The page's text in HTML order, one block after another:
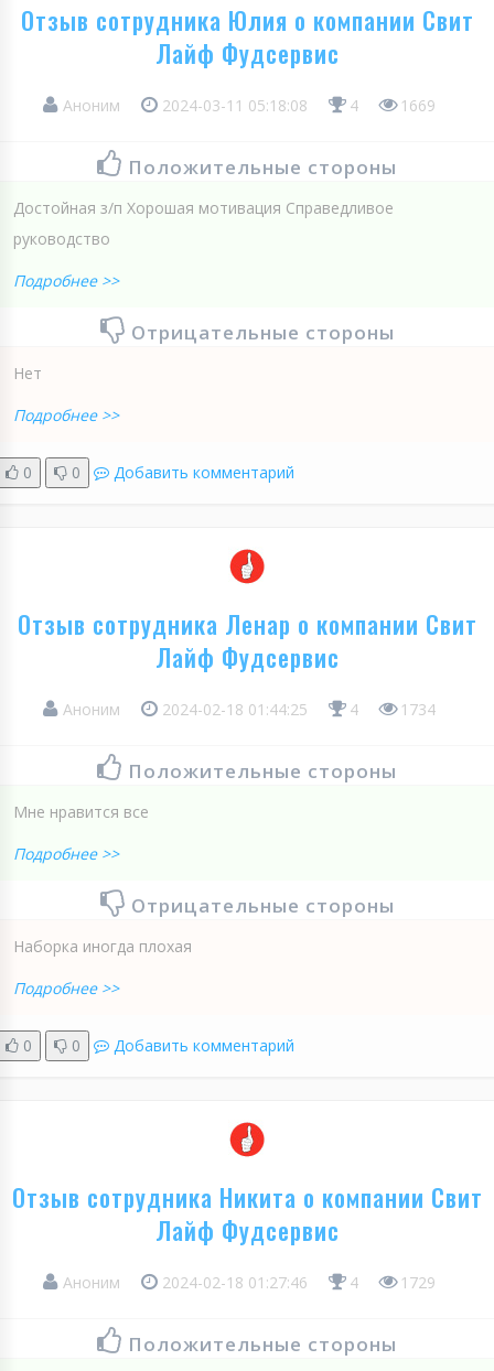
Отзыв сотрудника Юлия о компании Свит
Лайф Фудсервис
Аноним 2024-03-11 05:18:08 4 1669
Положительные стороны
Достойная з/п Хорошая мотивация Справедливое
руководство
Подробнее >>
Отрицательные стороны
Нет
Подробнее >>
0 0 Добавить комментарий
Отзыв сотрудника Ленар о компании Свит
Лайф Фудсервис
Аноним 2024-02-18 01:44:25 4 1734
Положительные стороны
Мне нравится всe
Подробнее >>
Отрицательные стороны
Наборка иногда плохая
Подробнее >>
0 0 Добавить комментарий
Отзыв сотрудника Никита о компании Свит
Лайф Фудсервис
Аноним 2024-02-18 01:27:46 4 1729
Положительные стороны